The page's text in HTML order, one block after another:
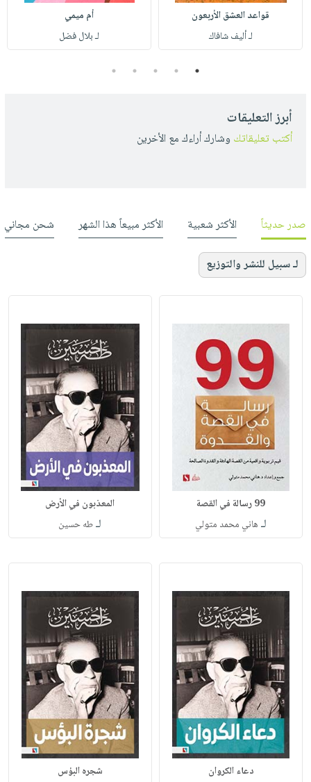
قواعد العشق الأربعون
لـ أليف شافاك
أم ميمي
لـ بلال فضل
1
2
3
4
5
أبرز التعليقات
أكتب تعليقاتك وشارك أراءك مع الأخرين
صدر حديثاً الأكثر شعبية الأكثر مبيعاً هذا الشهر شحن مجاني
لـ سبيل للنشر والتوزيع
99 رسالة في القصة
لـ هاني محمد متولي
المعذبون في الأرض
لـطه حسين
دعاء الكروان شجره البؤس